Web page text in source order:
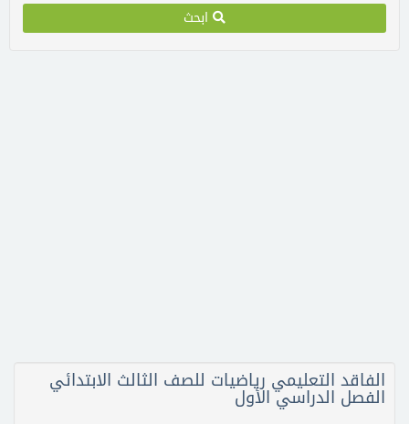
ابحث
الفاقد التعليمي رياضيات للصف الثالث الابتدائي
الفصل الدراسي الأول